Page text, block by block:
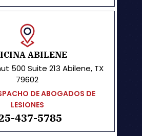
ABILENE
500 Suite 213 Abilene, TX
79602
DE ABOGADOS DE
LESIONES
437-5785